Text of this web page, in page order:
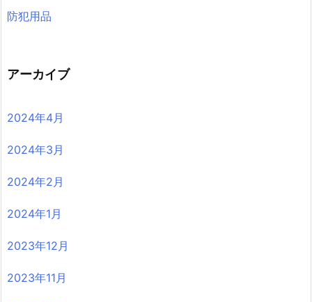
防犯用品
アーカイブ
2024年4月
2024年3月
2024年2月
2024年1月
2023年12月
2023年11月